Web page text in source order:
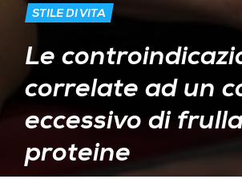
STILE DI VITA
Le
correlate ad un
eccessivo di
proteine